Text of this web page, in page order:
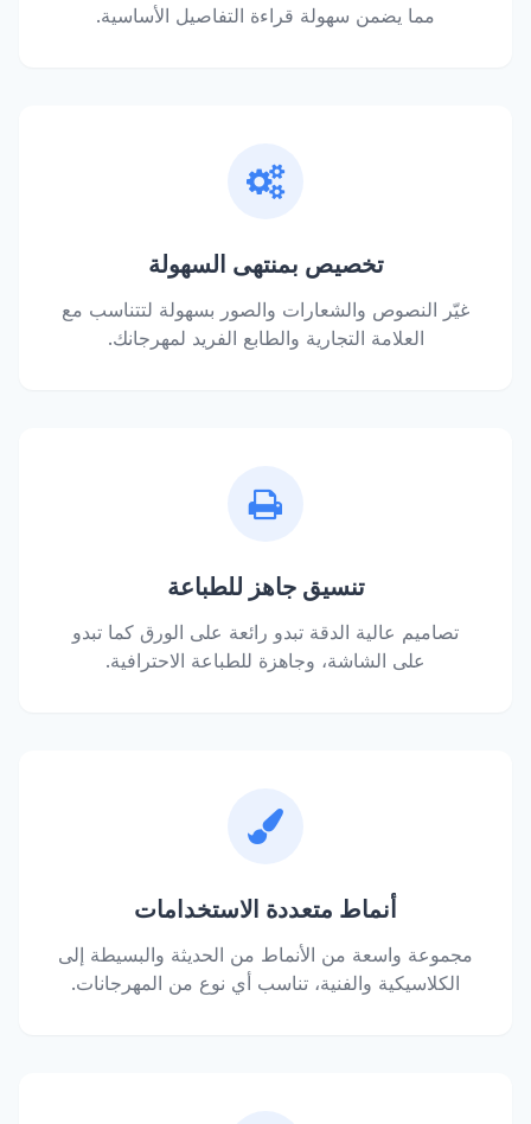
مما يضمن سهولة قراءة التفاصيل الأساسية.
تخصيص بمنتهى السهولة
غيّر النصوص والشعارات والصور بسهولة لتتناسب مع
العلامة التجارية والطابع الفريد لمهرجانك.
تنسيق جاهز للطباعة
تصاميم عالية الدقة تبدو رائعة على الورق كما تبدو
على الشاشة، وجاهزة للطباعة الاحترافية.
أنماط متعددة الاستخدامات
مجموعة واسعة من الأنماط من الحديثة والبسيطة إلى
الكلاسيكية والفنية، تناسب أي نوع من المهرجانات.